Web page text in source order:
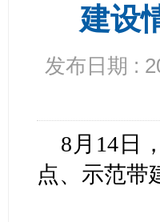
建设
发布日期 :
8月14日
点、示范带